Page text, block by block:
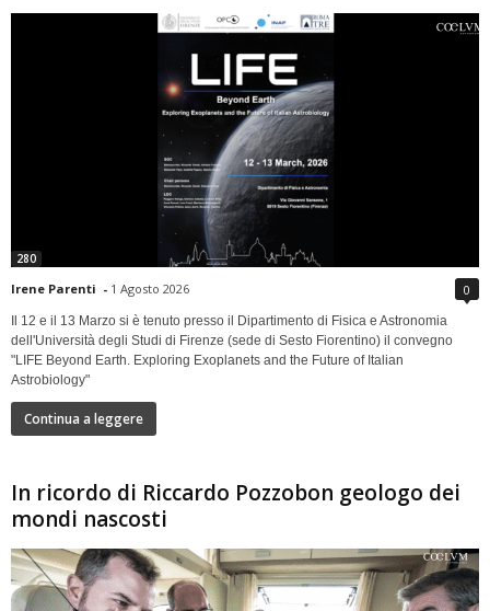
280
Irene Parenti - 1 Agosto 2026 0
Il 12 e il 13 Marzo si è tenuto presso il Dipartimento di Fisica e Astronomia
dell'Università degli Studi di Firenze (sede di Sesto Fiorentino) il convegno
"LIFE Beyond Earth. Exploring Exoplanets and the Future of Italian
Astrobiology"
Continua a leggere
In ricordo di Riccardo Pozzobon geologo dei
mondi nascosti